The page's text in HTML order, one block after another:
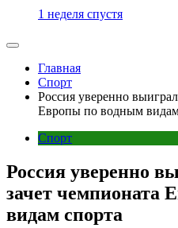
1 неделя спустя
Главная
Спорт
Россия уверенно
Европы по водным видам
Спорт
Россия уверенно
зачет чемпионата
видам спорта